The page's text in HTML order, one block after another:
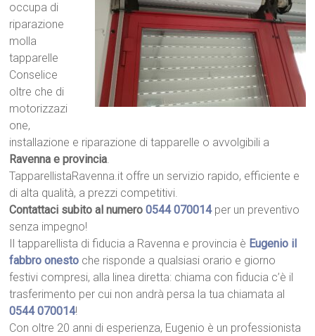
occupa di
riparazione
molla
tapparelle
Conselice
oltre che di
motorizzazi
one,
installazione e riparazione di tapparelle o avvolgibili a
Ravenna e provincia.
TapparellistaRavenna.it offre un servizio rapido, efficiente e
di alta qualità, a prezzi competitivi.
Contattaci subito al numero0544 070014per un preventivo
senza impegno!
Il tapparellista di fiducia a Ravenna e provincia è Eugenio il
fabbro onesto che risponde a qualsiasi orario e giorno
festivi compresi, alla linea diretta: chiama con fiducia c’è il
trasferimento per cui non andrà persa la tua chiamata al
0544 070014!
Con oltre 20 anni di esperienza, Eugenio è un professionista